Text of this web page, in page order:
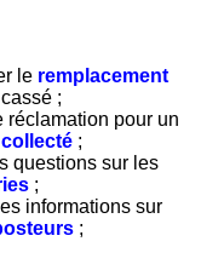
le remplacement
cassé ;
réclamation pour un
;
questions sur les
;
informations sur
;